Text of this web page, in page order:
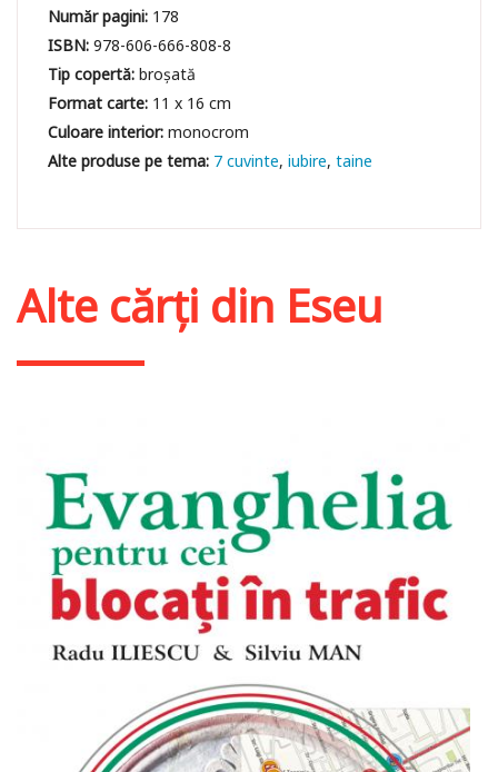
Număr pagini: 178
ISBN:978-606-666-808-8
Tip copertă:broșată
Format carte: 11 x 16 cm
Culoare interior:monocrom
7 cuvinte iubire taine
Alte cărți din Eseu